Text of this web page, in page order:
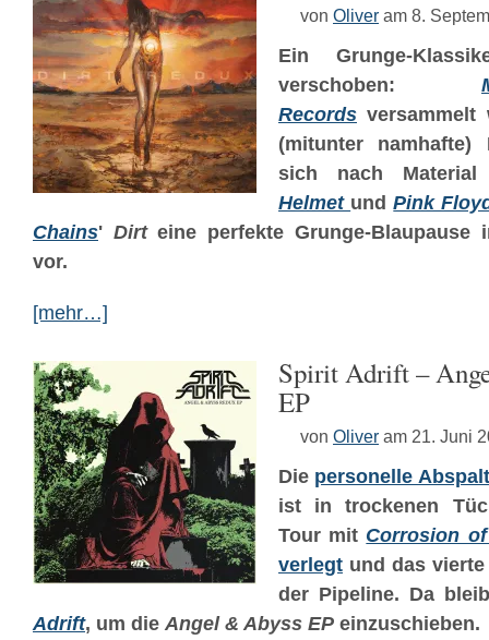
von Oliver am 8.
Ein Grunge-
verschoben:
Records versammelt
(mitunter
sich nach
Helmet undPink
Chains' Dirteine perfekte Grunge-
vor.
[mehr…]
Spirit Adrift –
EP
von Oliver am 21. Juni
Die personelle
ist in trockenen
Tour mit Corrosion
verlegt und das
der Pipeline. Da
Adrift, um die Angel & Abyss EP einzuschieben.